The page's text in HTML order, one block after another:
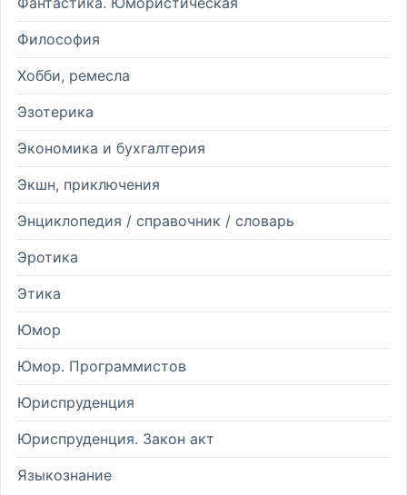
Философия
Хобби, ремесла
Эзотерика
Экономика и бухгалтерия
Экшн, приключения
Энциклопедия / справочник / словарь
Эротика
Этика
Юмор
Юмор. Программистов
Юриспруденция
Юриспруденция. Закон акт
Языкознание